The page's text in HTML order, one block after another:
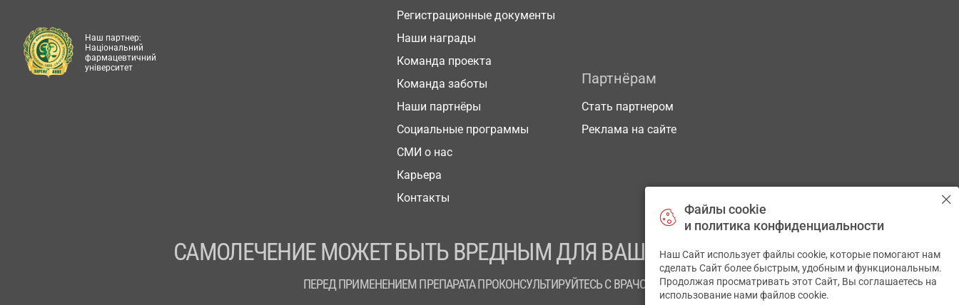
Регистрационные документы
Наши награды
Команда проекта
Команда заботы
Наши партнёры
Социальные программы
СМИ о нас
Карьера
Контакты
Партнёрам
Стать партнером
Реклама на сайте
Наш партнер:
Національний
фармацевтичний
університет
САМОЛЕЧЕНИЕ МОЖЕТ БЫТЬ ВРЕДНЫМ ДЛЯ ВАШЕГО ЗДОРОВЬЯ
ПЕРЕД ПРИМЕНЕНИЕМ ПРЕПАРАТА ПРОКОНСУЛЬТИРУЙТЕСЬ С ВРАЧОМ
Файлы cookie
и политика конфиденциальности
Наш Сайт использует файлы cookie, которые помогают нам
сделать Сайт более быстрым, удобным и функциональным.
Продолжая просматривать этот Сайт, Вы соглашаетесь на
использование нами файлов cookie.
✕